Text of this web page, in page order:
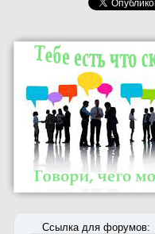
Ссылка для форумов: